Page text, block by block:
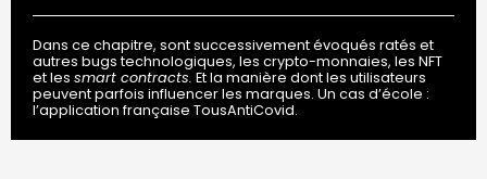
Dans ce chapitre, sont successivement évoqués ratés et
autres bugs technologiques, les crypto-monnaies, les NFT
et les smart contracts. Et la manière dont les utilisateurs
peuvent parfois influencer les marques. Un cas d’école :
l’application française TousAntiCovid.